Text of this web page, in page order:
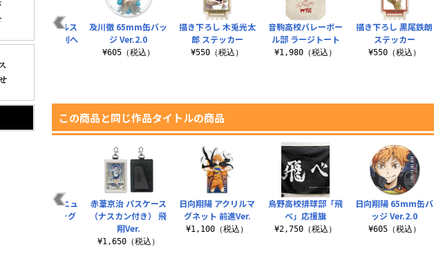
音駒高校バレーボー
ル部 ラージトート
¥1,980（税込）
描き下ろし 黒尾鉄朗
ステッカー
¥550（税込）
菅原孝支 アクリルス
タンド（大） 勝利へ
及川徹 65mm缶バッ
ジ Ver.2.0
¥605（税込）
描き下ろし 木兎光太
郎 ステッカー
¥550（税込）
この商品と同じ作品タイトルの商品
烏野高校排球部「飛
べ」応援旗
¥2,750（税込）
日向翔陽 65mm缶バ
ッジ Ver.2.0
¥605（税込）
烏野高校排球部 ニュ
ースペーパーバッグ
赤葦京治 パスケース
（ナスカン付き） 飛
翔Ver.
¥1,650（税込）
日向翔陽 アクリルマ
グネット 前進Ver.
¥1,100（税込）